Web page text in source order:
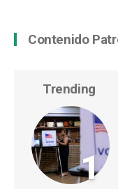
Contenido
Trending
1